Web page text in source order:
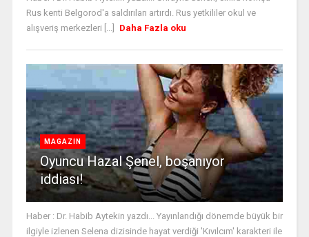
Rus kenti Belgorod'a saldırıları artırdı. Rus yetkililer okul ve
alışveriş merkezleri [...]
Daha Fazla oku
MAGAZİN
Oyuncu Hazal Şenel, boşanıyor
iddiası!
Haber : Dr. Habib Aytekin yazdı... Yayınlandığı dönemde büyük bir
ilgiyle izlenen Selena dizisinde hayat verdiği 'Kıvılcım' karakteri ile